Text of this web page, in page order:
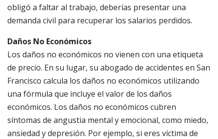
obligó a faltar al trabajo, deberías presentar una
demanda civil para recuperar los salarios perdidos.
Daños No Económicos
Los daños no económicos no vienen con una etiqueta
de precio. En su lugar, su abogado de accidentes en San
Francisco calcula los daños no económicos utilizando
una fórmula que incluye el valor de los daños
económicos. Los daños no económicos cubren
síntomas de angustia mental y emocional, como miedo,
ansiedad y depresión. Por ejemplo, si eres víctima de